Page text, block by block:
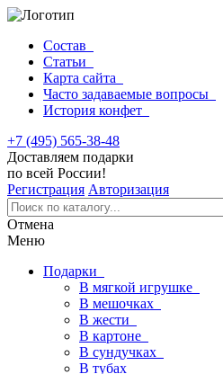
Состав
Статьи
Карта сайта
Часто задаваемые вопросы
История конфет
+7 (495) 565-38-48
Доставляем подарки
по всей России!
Регистрация Авторизация
Отмена
Меню
Подарки
В мягкой игрушке
В мешочках
В жести
В картоне
В сундучках
В тубах